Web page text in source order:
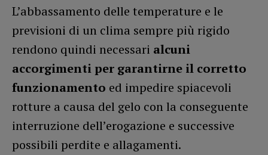
L’abbassamento delle temperature e le
previsioni di un clima sempre più rigido
rendono quindi necessari alcuni
accorgimenti per garantirne il corretto
funzionamento ed impedire spiacevoli
rotture a causa del gelo con la conseguente
interruzione dell’erogazione e successive
possibili perdite e allagamenti.